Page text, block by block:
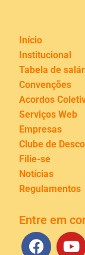
Início
Institucional
Tabela de
Convenções
Acordos
Serviços Web
Empresas
Clube de
Filie-se
Notícias
Regulamentos
Entre em